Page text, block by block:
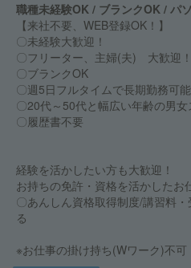
職種未経験OK / ブランクOK / パ
【来社不要、WEB登録OK！】
〇未経験大歓迎！
〇フリーター、主婦(夫) 大歓迎！
〇ブランクOK
〇週5日フルタイムで長期勤務可
〇20代～50代と幅広い年齢の男女
〇履歴書不要
経験を活かしたい方も大歓迎！
お持ちの免許・資格を活かしたお
〇あんしん資格取得制度/講習料
る
※お仕事の掛け持ち(Wワーク)不可